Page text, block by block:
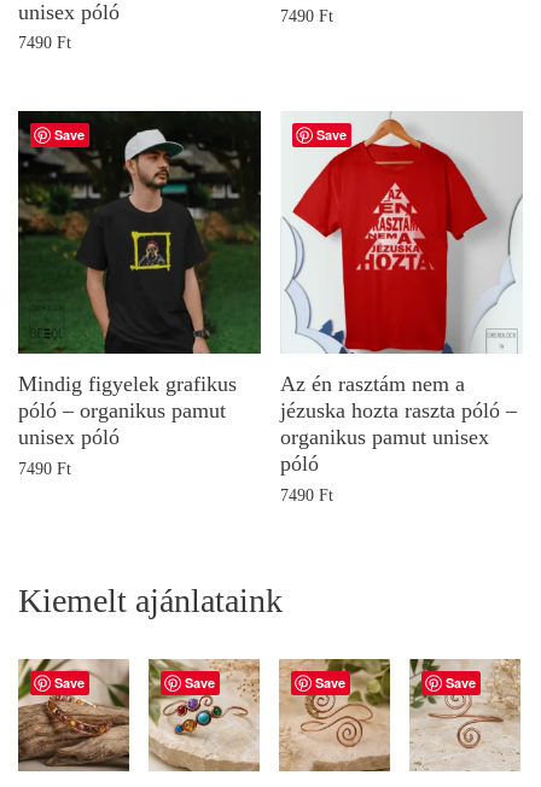
unisex póló
7490 Ft
7490Ft
Save
Mindig figyelek grafikus
póló – organikus pamut
unisex póló
7490 Ft
Save
Az én rasztám nem a
jézuska hozta raszta póló –
organikus pamut unisex
póló
7490Ft
Kiemelt ajánlataink
Save Save Save Save